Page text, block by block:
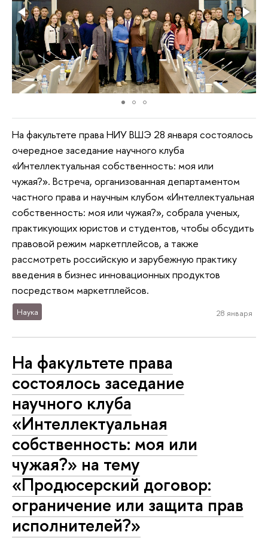
На факультете права НИУ ВШЭ 28 января состоялось
очередное заседание научного клуба
«Интеллектуальная собственность: моя или
чужая?». Встреча, организованная департаментом
частного права и научным клубом «Интеллектуальная
собственность: моя или чужая?», собрала ученых,
практикующих юристов и студентов, чтобы обсудить
правовой режим маркетплейсов, а также
рассмотреть российскую и зарубежную практику
введения в бизнес инновационных продуктов
посредством маркетплейсов.
Наука 28 января
На факультете права
состоялось заседание
научного клуба
«Интеллектуальная
собственность: моя или
чужая?» на тему
«Продюсерский договор:
ограничение или защита прав
исполнителей?»